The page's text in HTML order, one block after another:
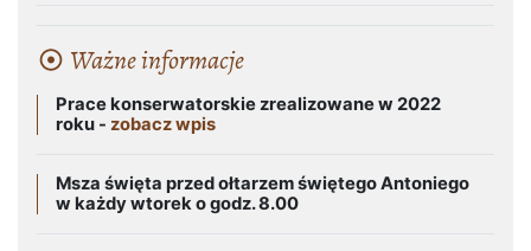
Ważne informacje
Prace konserwatorskie zrealizowane w 2022
roku - zobacz wpis
Msza święta przed ołtarzem świętego Antoniego
w każdy wtorek o godz. 8.00